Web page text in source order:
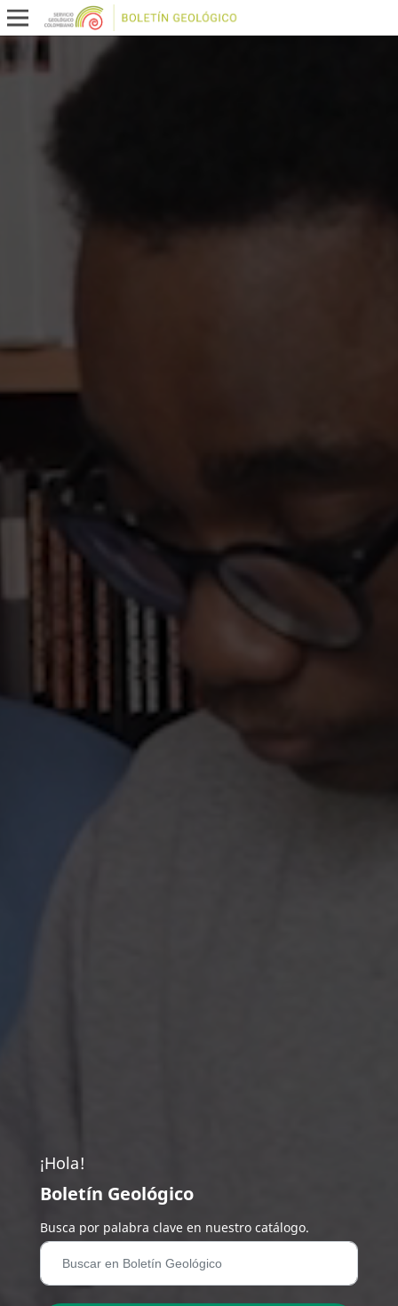
¡Hola!
Boletín Geológico
Busca por palabra clave en nuestro catálogo.